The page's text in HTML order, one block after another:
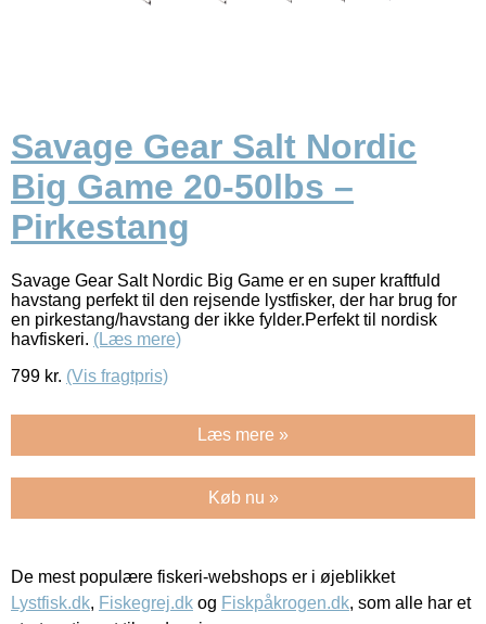
Savage Gear Salt Nordic
Big Game 20-50lbs –
Pirkestang
Savage Gear Salt Nordic Big Game er en super kraftfuld
havstang perfekt til den rejsende lystfisker, der har brug for
en pirkestang/havstang der ikke fylder.Perfekt til nordisk
havfiskeri. (Læs mere)
799 kr. (Vis fragtpris)
Læs mere »
Køb nu »
De mest populære fiskeri-webshops er i øjeblikket
Lystfisk.dk, Fiskegrej.dk og Fiskpåkrogen.dk, som alle har et